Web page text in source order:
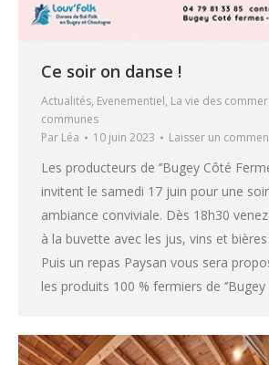
Ce soir on danse !
Actualités, Evenementiel, La vie des
communes
Par Léa 10 juin 2023 Laisser un
Les producteurs de ‘’Bugey Côté
invitent le samedi 17 juin pour une
ambiance conviviale. Dès 18h30
à la buvette avec les jus, vins et
Puis un repas Paysan vous sera
les produits 100 % fermiers de ‘’Bugey